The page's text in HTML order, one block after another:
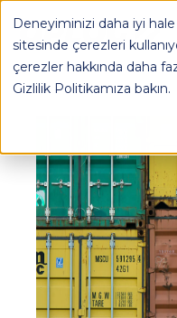
Deneyiminizi daha iyi
sitesinde çerezleri
çerezler hakkında daha
Gizlilik Politikamıza bakın.
OPLOG